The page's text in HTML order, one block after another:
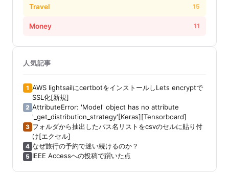
Travel 15
Money 11
人気記事
1 AWS lightsailにcertbotをインストールしLets encryptで
SSL化[新規]
2 AttributeError: 'Model' object has no attribute
'_get_distribution_strategy'[Keras][Tensorboard]
3 フォルダから抽出したパス名リストをcsvのセルに貼り付
け[エクセル]
4 なぜ旅行の予約で迷い続けるのか？
5 IEEE Accessへの投稿で躓いた点